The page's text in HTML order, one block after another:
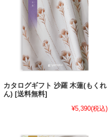
カタログギフト 沙羅 木蓮(もくれ
ん) [送料無料]
¥5,390(税込)